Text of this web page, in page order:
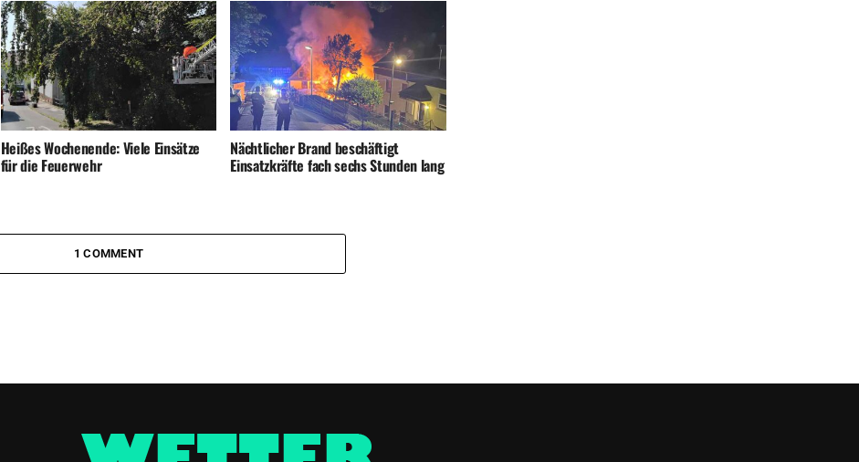
Heißes Wochenende: Viele Einsätze
für die Feuerwehr
Nächtlicher Brand beschäftigt
Einsatzkräfte fach sechs Stunden lang
1 COMMENT